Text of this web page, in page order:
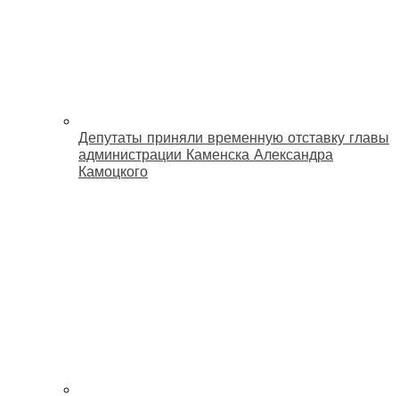
Депутаты приняли временную отставку главы
администрации Каменска Александра
Камоцкого